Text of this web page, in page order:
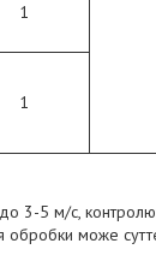
1
1
до 3-5 м/с,
обробки може